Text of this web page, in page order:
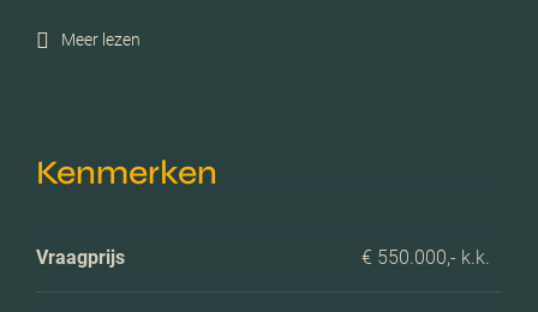
Meer lezen
Kenmerken
Vraagprijs € 550.000,- k.k.